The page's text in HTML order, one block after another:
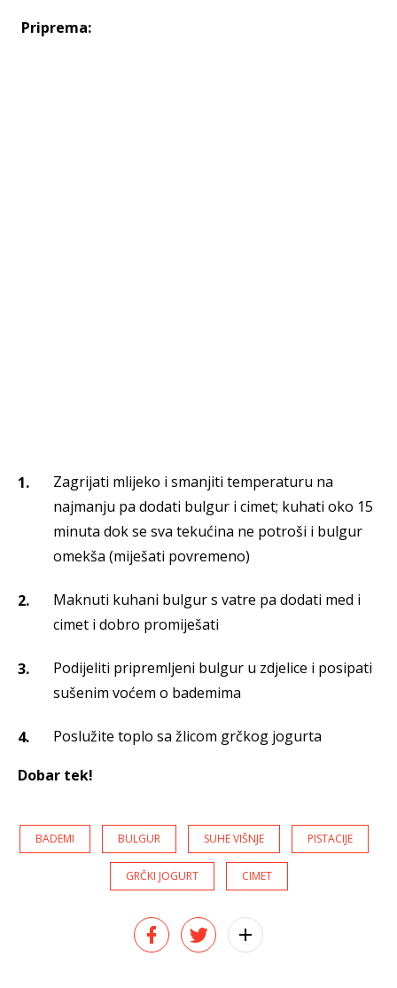
Priprema:
Zagrijati mlijeko i smanjiti temperaturu na
najmanju pa dodati bulgur i cimet; kuhati oko 15
minuta dok se sva tekućina ne potroši i bulgur
omekša (miješati povremeno)
Maknuti kuhani bulgur s vatre pa dodati med i
cimet i dobro promiješati
Podijeliti pripremljeni bulgur u zdjelice i posipati
sušenim voćem o bademima
Poslužite toplo sa žlicom grčkog jogurta
Dobar tek!
BADEMI BULGUR SUHE VIŠNJE PISTACIJE
GRČKI JOGURT CIMET